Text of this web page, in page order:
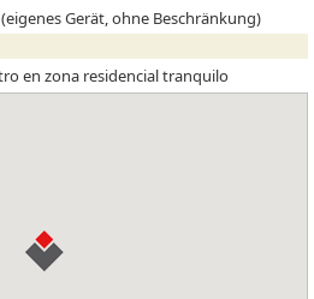
Gerät, ohne Beschränkung)
en zona residencial tranquilo